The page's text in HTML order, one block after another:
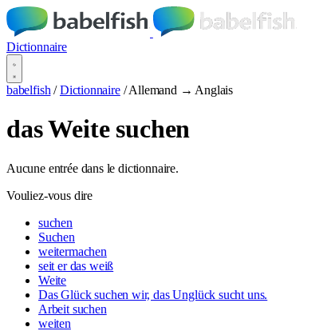
Dictionnaire
babelfish / Dictionnaire / Allemand → Anglais
das Weite suchen
Aucune entrée dans le dictionnaire.
Vouliez-vous dire
suchen
Suchen
weitermachen
seit er das weiß
Weite
Das Glück suchen wir, das Unglück sucht uns.
Arbeit suchen
weiten